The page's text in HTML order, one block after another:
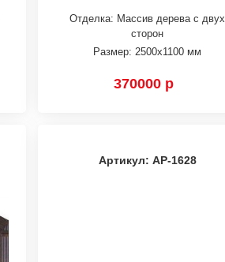
Отделка: Массив дерева с двух
сторон
Размер: 2500х1100 мм
370000 р
Артикул: АР-1628